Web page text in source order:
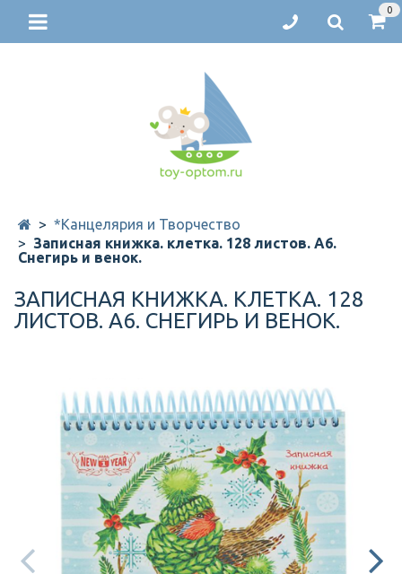
0
*Канцелярия и Творчество
Записная книжка. клетка. 128 листов. А6.
Снегирь и венок.
ЗАПИСНАЯ КНИЖКА. КЛЕТКА. 128
ЛИСТОВ. А6. СНЕГИРЬ И ВЕНОК.